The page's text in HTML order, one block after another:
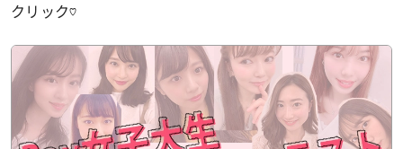
クリック♡